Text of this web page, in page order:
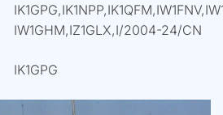
IW1GHM,IZ1GLX,I/2004-24/CN
IK1GPG